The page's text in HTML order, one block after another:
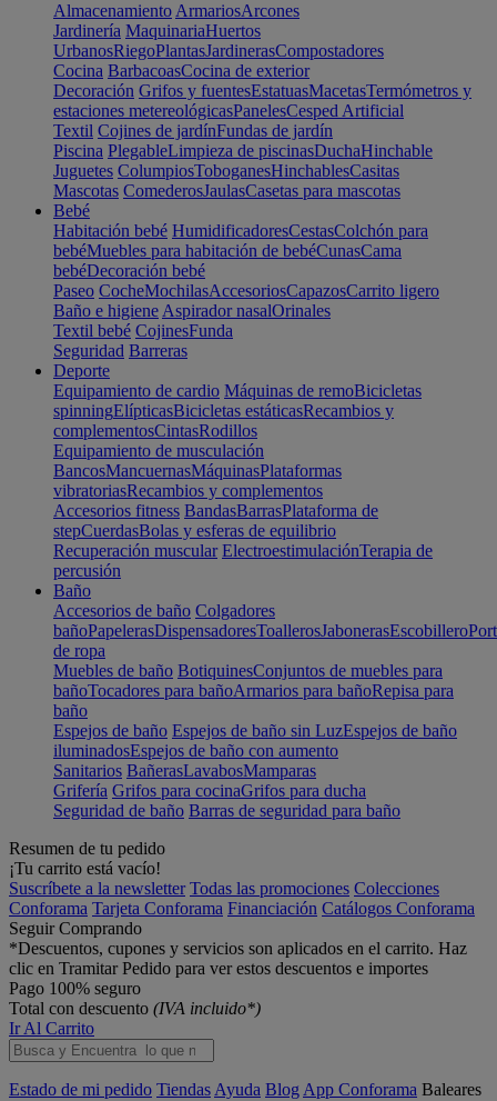
Almacenamiento ArmariosArcones
Jardinería MaquinariaHuertos
UrbanosRiegoPlantasJardinerasCompostadores
Cocina BarbacoasCocina de exterior
Decoración Grifos y fuentesEstatuasMacetasTermómetros y
estaciones metereológicasPanelesCesped Artificial
Textil Cojines de jardínFundas de jardín
Piscina PlegableLimpieza de piscinasDuchaHinchable
Juguetes ColumpiosToboganesHinchablesCasitas
Mascotas ComederosJaulasCasetas para mascotas
Bebé
Habitación bebé HumidificadoresCestasColchón para
bebéMuebles para habitación de bebéCunasCama
bebéDecoración bebé
Paseo CocheMochilasAccesoriosCapazosCarrito ligero
Baño e higiene Aspirador nasalOrinales
Textil bebé CojinesFunda
Seguridad Barreras
Deporte
Equipamiento de cardio Máquinas de remoBicicletas
spinningElípticasBicicletas estáticasRecambios y
complementosCintasRodillos
Equipamiento de musculación
BancosMancuernasMáquinasPlataformas
vibratoriasRecambios y complementos
Accesorios fitness BandasBarrasPlataforma de
stepCuerdasBolas y esferas de equilibrio
Recuperación muscular ElectroestimulaciónTerapia de
percusión
Baño
Accesorios de baño Colgadores
bañoPapelerasDispensadoresToallerosJabonerasEscobillero
de ropa
Muebles de baño BotiquinesConjuntos de muebles para
bañoTocadores para bañoArmarios para bañoRepisa para
baño
Espejos de baño Espejos de baño sin LuzEspejos de baño
iluminadosEspejos de baño con aumento
Sanitarios BañerasLavabosMamparas
Grifería Grifos para cocinaGrifos para ducha
Seguridad de baño Barras de seguridad para baño
Resumen de tu pedido
¡Tu carrito está vacío!
Suscríbete a la newsletter Todas las promociones Colecciones
Conforama Tarjeta Conforama Financiación Catálogos Conforama
Seguir Comprando
*Descuentos, cupones y servicios son aplicados en el carrito. Haz
clic en Tramitar Pedido para ver estos descuentos e importes
Pago 100% seguro
Total con descuento (IVA incluido*)
Ir Al Carrito
Estado de mi pedido Tiendas Ayuda Blog App Conforama Baleares